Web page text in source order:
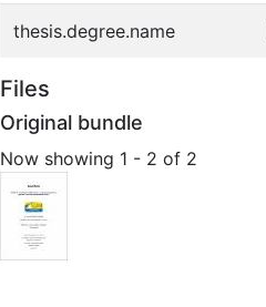
thesis.degree.name
Files
Original bundle
Now showing 1 - 2 of 2